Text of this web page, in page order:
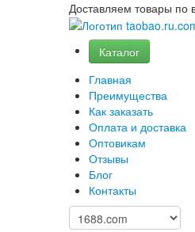
Доставляем товары по
Каталог
Главная
Преимущества
Как заказать
Оплата и доставка
Оптовикам
Отзывы
Блог
Контакты